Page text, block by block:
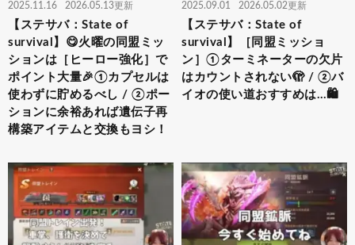
2025.11.16 2026.05.13更新
【ステサバ：State of
survival】😋火曜の同盟ミッ
ションは［ヒーロー強化］で
ポイント大量🎉①カプセルは
使わずに貯めるべし / ②ポー
ションに余裕あれば遺伝子再
構築アイテムと交換もヨシ！
2025.09.01 2026.05.02更新
【ステサバ：State of
survival】［同盟ミッショ
ン］①ターミネーターの欠片
はカウントされない🫣 / ②バ
イオの使い道おすすめは…🛍️